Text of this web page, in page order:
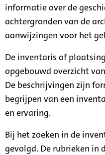
informatie over de
achtergronden van de
aanwijzingen voor het
De inventaris of
opgebouwd overzicht
De beschrijvingen zijn
begrijpen van een
en ervaring.
Bij het zoeken in de
gevolgd. De rubrieken in